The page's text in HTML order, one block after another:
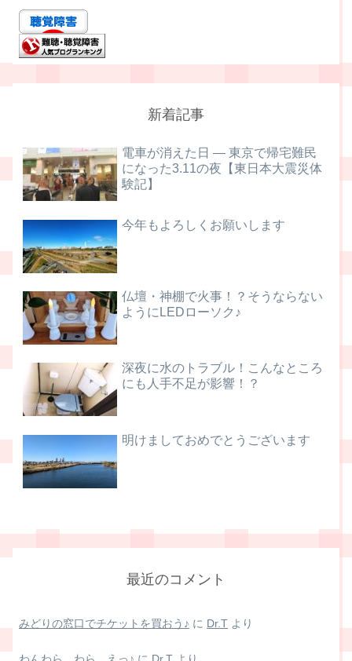
新着記事
電車が消えた日 ― 東京で帰宅難民
になった3.11の夜【東日本大震災体
験記】
今年もよろしくお願いします
仏壇・神棚で火事！？そうならない
ようにLEDローソク♪
深夜に水のトラブル！こんなところ
にも人手不足が影響！？
明けましておめでとうございます
最近のコメント
みどりの窓口でチケットを買おう♪ に Dr.T より